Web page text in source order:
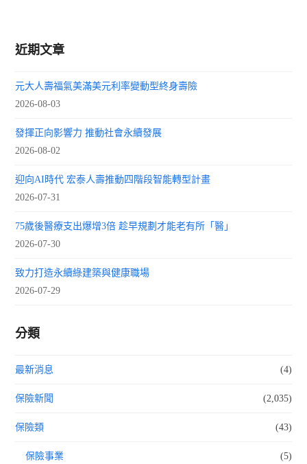
近期文章
元大人壽福氣美滿美元利率變動型終身壽險
2026-08-03
發揮正向影響力 推動社會永續發展
2026-08-02
迎向AI時代 宏泰人壽推動四階段智能轉型計畫
2026-07-31
75歲後醫療支出爆增3倍 趁早規劃才能老有所「醫」
2026-07-30
致力打造永續綠建築與健康職場
2026-07-29
分類
最新消息 (4)
保險新聞 (2,035)
保險類 (43)
保險事業 (5)